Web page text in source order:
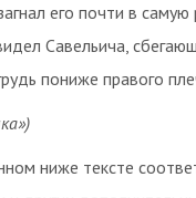
его почти в
Савельича,
пониже правого
ниже тексте